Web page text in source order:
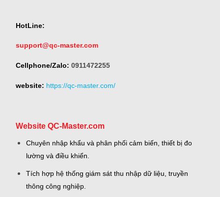
HotLine:
support@qc-master.com
Cellphone/Zalo: 0911472255
website: https://qc-master.com/
Website QC-Master.com
Chuyên nhập khẩu và phân phối cảm biến, thiết bị đo
lường và điều khiển.
Tích hợp hệ thống giám sát thu nhập dữ liệu, truyền
thông công nghiệp.